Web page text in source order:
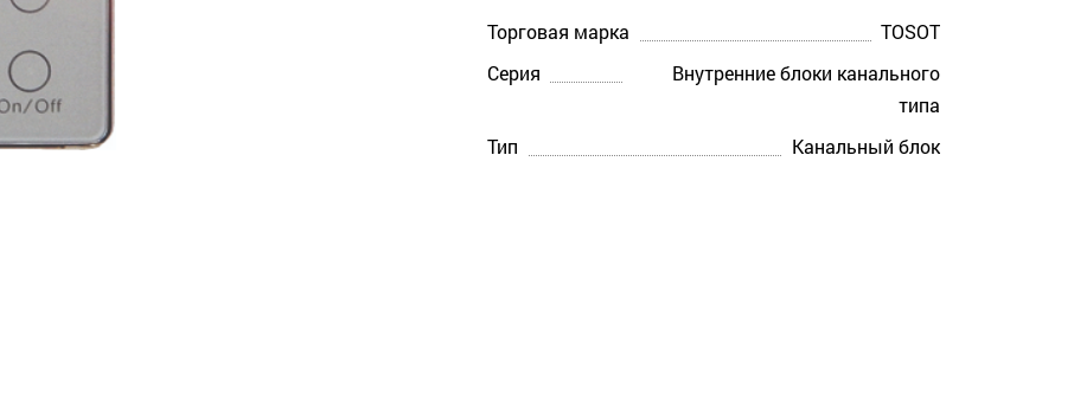
Торговая марка
TOSOT
Серия
Внутренние блоки канального
типа
Тип
Канальный блок